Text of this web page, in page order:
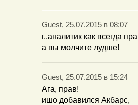
Guest, 25.07.2015 в 08:07
г..аналитик как всегда
а вы молчите лудше!
Guest, 25.07.2015 в 15:24
Ага, прав!
ишо добавился Акбарс,